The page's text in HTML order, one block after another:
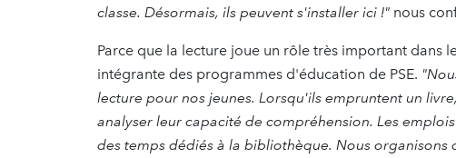
classe. Désormais, ils peuvent s'installer ici !" nous
Parce que la lecture joue un rôle très important dans
intégrante des programmes d'éducation de PSE.
lecture pour nos jeunes. Lorsqu'ils empruntent un
analyser leur capacité de compréhension. Les
des temps dédiés à la bibliothèque. Nous